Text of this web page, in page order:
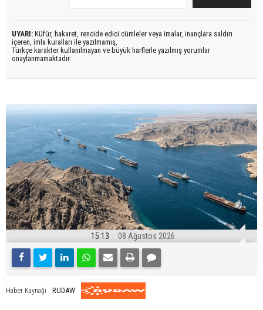
UYARI: Küfür, hakaret, rencide edici cümleler veya imalar, inançlara saldırı
içeren, imla kuralları ile yazılmamış,
Türkçe karakter kullanılmayan ve büyük harflerle yazılmış yorumlar
onaylanmamaktadır.
15:13 08 Ağustos 2026
Haber Kaynağı RUDAW